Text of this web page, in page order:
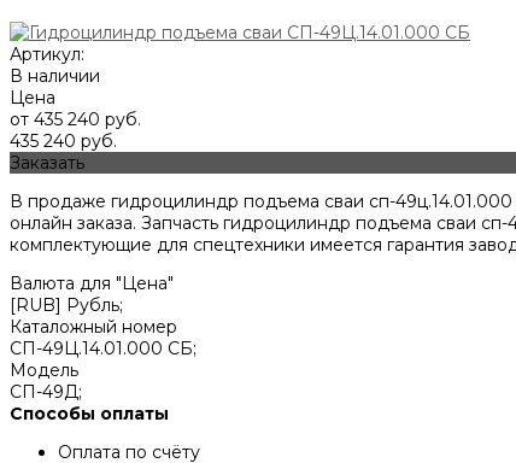
Артикул:
В наличии
Цена
от 435 240 руб.
435 240 руб.
Заказать
В продаже гидроцилиндр подъема сваи сп-
онлайн заказа. Запчасть гидроцилиндр подъема сваи
комплектующие для спецтехники имеется гарантия
Валюта для "Цена"
[RUB] Рубль;
Каталожный номер
СП-49Ц.14.01.000 СБ;
Модель
СП-49Д;
Способы оплаты
Оплата по счёту